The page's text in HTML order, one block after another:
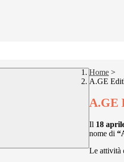
Home >
A.GE
A.GE
Il 18
nome di
Le attività